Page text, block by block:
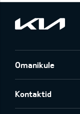
Omanikule
Kontaktid